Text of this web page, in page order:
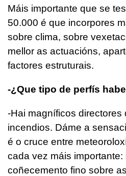
Máis importante que se
50.000 é que incorpores
sobre clima, sobre
mellor as actuacións,
factores estruturais.
-¿Que tipo de perfís
-Hai magníficos directores
incendios. Dáme a
é o cruce entre
cada vez máis importante:
coñecemento fino sobre